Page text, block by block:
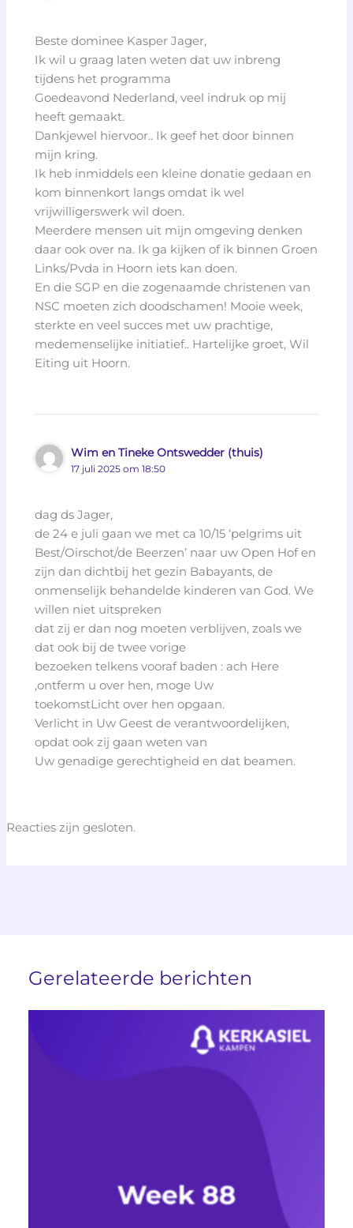
Beste dominee Kasper Jager,
Ik wil u graag laten weten dat uw inbreng
tijdens het programma
Goedeavond Nederland, veel indruk op mij
heeft gemaakt.
Dankjewel hiervoor.. Ik geef het door binnen
mijn kring.
Ik heb inmiddels een kleine donatie gedaan en
kom binnenkort langs omdat ik wel
vrijwilligerswerk wil doen.
Meerdere mensen uit mijn omgeving denken
daar ook over na. Ik ga kijken of ik binnen Groen
Links/Pvda in Hoorn iets kan doen.
En die SGP en die zogenaamde christenen van
NSC moeten zich doodschamen! Mooie week,
sterkte en veel succes met uw prachtige,
medemenselijke initiatief.. Hartelijke groet, Wil
Eiting uit Hoorn.
Wim en Tineke Ontswedder (thuis)
17 juli 2025 om 18:50
dag ds Jager,
de 24 e juli gaan we met ca 10/15 ‘pelgrims uit
Best/Oirschot/de Beerzen’ naar uw Open Hof en
zijn dan dichtbij het gezin Babayants, de
onmenselijk behandelde kinderen van God. We
willen niet uitspreken
dat zij er dan nog moeten verblijven, zoals we
dat ook bij de twee vorige
bezoeken telkens vooraf baden : ach Here
,ontferm u over hen, moge Uw
toekomstLicht over hen opgaan.
Verlicht in Uw Geest de verantwoordelijken,
opdat ook zij gaan weten van
Uw genadige gerechtigheid en dat beamen.
Reacties zijn gesloten.
Gerelateerde berichten